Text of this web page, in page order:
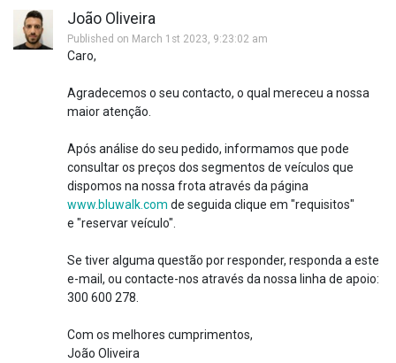
João Oliveira
Published on March 1st 2023, 9:23:02 am
Caro,
Agradecemos o seu contacto, o qual mereceu a nossa
maior atenção.
Após análise do seu pedido, informamos que pode
consultar os preços dos segmentos de veículos que
dispomos na nossa frota através da página
www.bluwalk.com de seguida clique em "requisitos"
e "reservar veículo".
Se tiver alguma questão por responder, responda a este
e-mail, ou contacte-nos através da nossa linha de apoio:
300 600 278.
Com os melhores cumprimentos,
João Oliveira